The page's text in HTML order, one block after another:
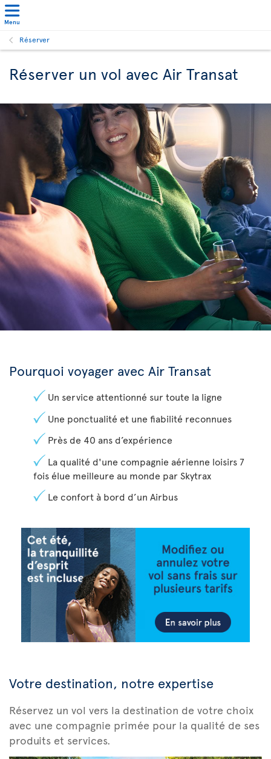
Menu
Réserver
Réserver un vol avec Air Transat
Pourquoi voyager avec Air Transat
Un service attentionné sur toute la ligne
Une ponctualité et une fiabilité reconnues
Près de 40 ans d’expérience
La qualité d'une compagnie aérienne loisirs 7
fois élue meilleure au monde par Skytrax
Le confort à bord d’un Airbus
Votre destination, notre expertise
Réservez un vol vers la destination de votre choix
avec une compagnie primée pour la qualité de ses
produits et services.